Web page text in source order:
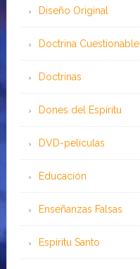
Diseño Original
Doctrina Cuestionable
Doctrinas
Dones del Espíritu
DVD-peliculas
Educación
Enseñanzas Falsas
Espíritu Santo